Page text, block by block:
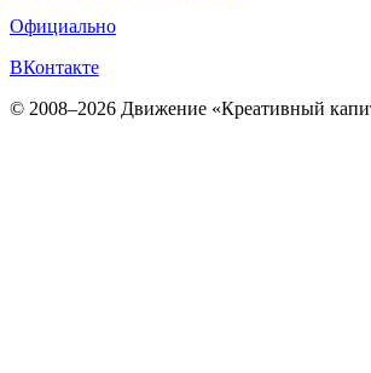
Официально
ВКонтакте
© 2008–2026 Движение «Креативный